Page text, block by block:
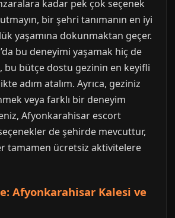
kadar pek çok seçenek
bir şehri tanımanın en iyi
yaşamına dokunmaktan geçer.
bu deneyimi yaşamak hiç de
bu bütçe dostu gezinin en keyifli
adım atalım. Ayrıca, geziniz
veya farklı bir deneyim
Afyonkarahisar escort
de şehirde mevcuttur,
tamamen ücretsiz aktivitelere
Afyonkarahisar Kalesi ve